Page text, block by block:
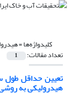
کلیدواژه‌ها =
تعداد مقالات: 1
تعیین حداقل طول
هیدرولیکی به